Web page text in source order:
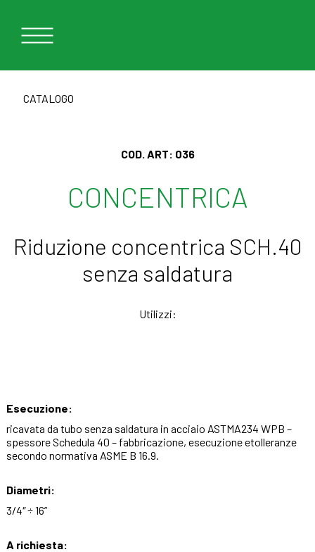
CATALOGO
COD. ART: 036
CONCENTRICA
Riduzione concentrica SCH.40
senza saldatura
Utilizzi:
Esecuzione:
ricavata da tubo senza saldatura in acciaio ASTMA234 WPB –
spessore Schedula 40 – fabbricazione, esecuzione etolleranze
secondo normativa ASME B 16.9.
Diametri:
3/4″ ÷ 16”
A richiesta: